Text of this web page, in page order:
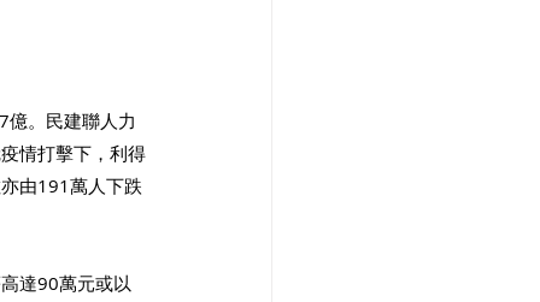
。民建聯人力
情打擊下，利得
由191萬人下跌
達90萬元或以